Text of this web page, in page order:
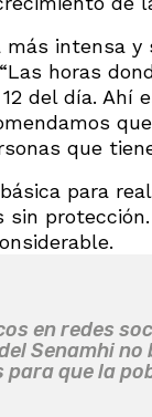
intensa y
horas
del día. Ahí
que
para
en redes
Senamhi
que la